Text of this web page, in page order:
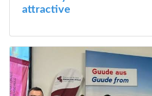
attractive